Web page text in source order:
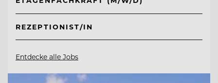
REZEPTIONIST/IN
Entdecke alle Jobs